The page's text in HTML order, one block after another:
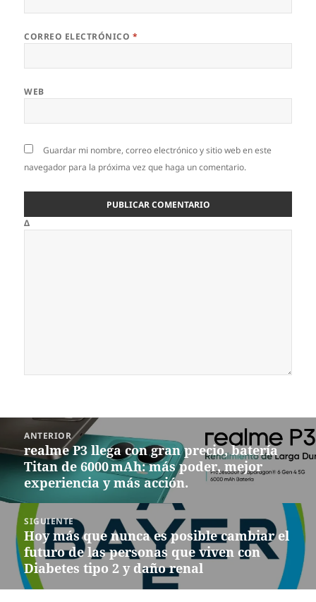
CORREO ELECTRÓNICO *
WEB
Guardar mi nombre, correo electrónico y sitio web en este
navegador para la próxima vez que haga un comentario.
Δ
Navegación
entradas
ANTERIOR
Entrada
anterior:
realme P3 llega con gran precio, batería
Titan de 6000 mAh: más poder, mejor
experiencia y más acción.
SIGUIENTE
Siguiente
entrada:
Hoy más que nunca es posible cambiar el
futuro de las personas que viven con
Diabetes tipo 2 y daño renal